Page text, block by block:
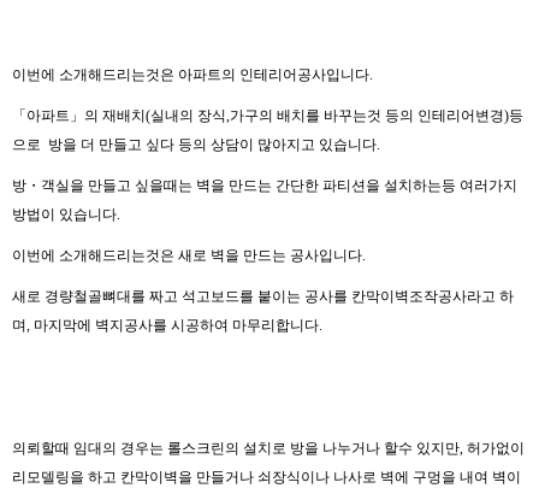
이번에 소개해드리는것은 아파트의 인테리어공사입니다.
「아파트」의 재배치(실내의 장식,가구의 배치를 바꾸는것 등의 인테리어변경)등
으로 방을 더 만들고 싶다 등의 상담이 많아지고 있습니다.
방・객실을 만들고 싶을때는 벽을 만드는 간단한 파티션을 설치하는등 여러가지
방법이 있습니다.
이번에 소개해드리는것은 새로 벽을 만드는 공사입니다.
새로 경량철골뼈대를 짜고 석고보드를 붙이는 공사를 칸막이벽조작공사라고 하
며, 마지막에 벽지공사를 시공하여 마무리합니다.
의뢰할때 임대의 경우는 롤스크린의 설치로 방을 나누거나 할수 있지만, 허가없이
리모델링을 하고 칸막이벽을 만들거나 쇠장식이나 나사로 벽에 구멍을 내여 벽이